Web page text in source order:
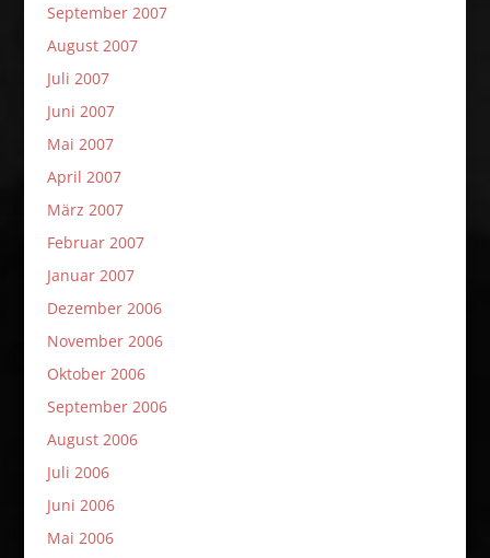
September 2007
August 2007
Juli 2007
Juni 2007
Mai 2007
April 2007
März 2007
Februar 2007
Januar 2007
Dezember 2006
November 2006
Oktober 2006
September 2006
August 2006
Juli 2006
Juni 2006
Mai 2006